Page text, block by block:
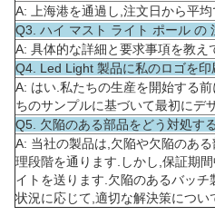
A: 上海港を通過し,注文日から平均
Q3. ハイ マスト ライト ポール の
A: 具体的な詳細と要求事項を教え
Q4. Led Light 製品に私のロゴを
A: はい.私たちの生産を開始する
ちのサンプルに基づいて最初にデ
Q5. 欠陥のある部品をどう対処す
A: 当社の製品は,欠陥や欠陥のあ
理段階を通ります.しかし,保証期
イトを送ります.欠陥のあるバッチ
状況に応じて,適切な解決策につい